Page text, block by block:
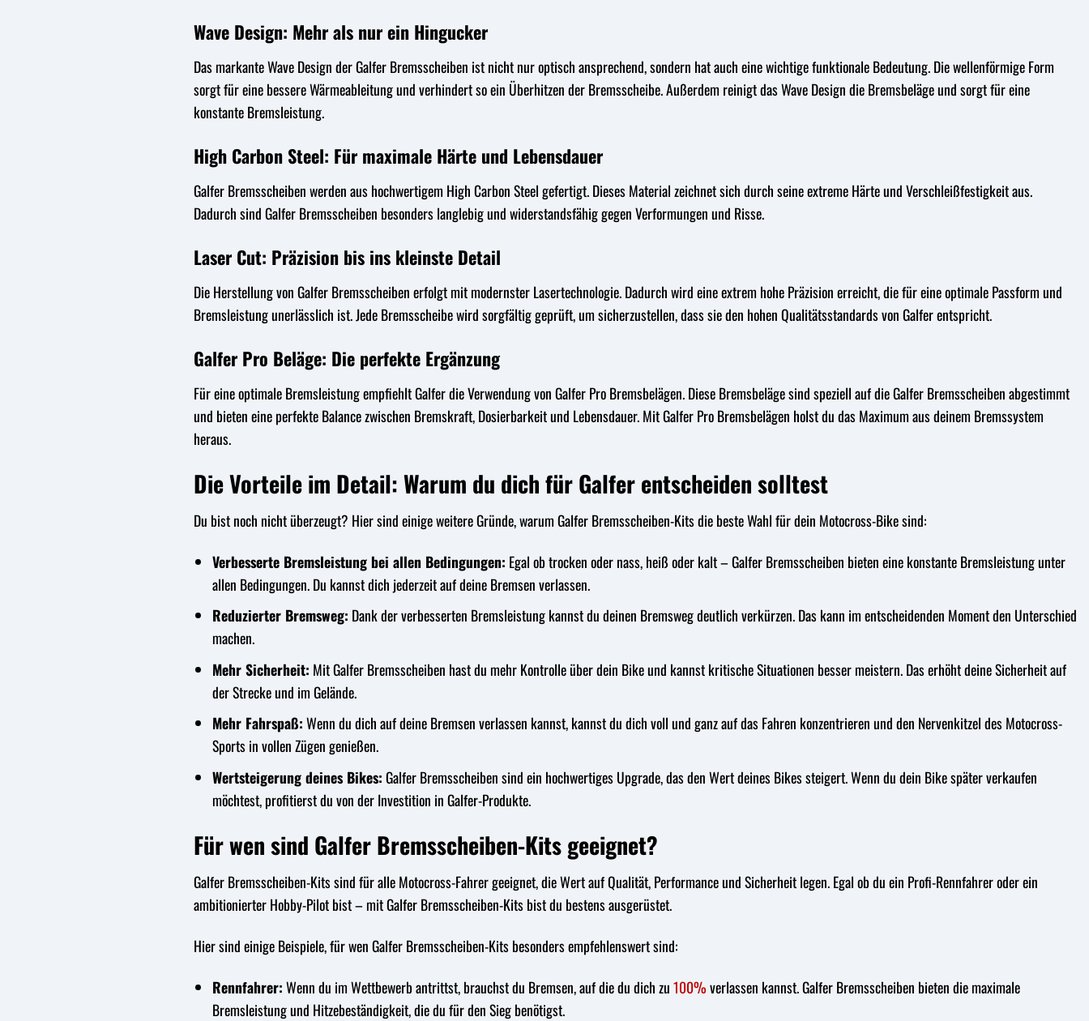
Wave Design: Mehr als nur ein Hingucker
Das markante Wave Design der Galfer Bremsscheiben ist nicht nur optisch ansprechend, sondern hat auch eine wichtige funktionale Bedeutung. Die wellenförmige Form
sorgt für eine bessere Wärmeableitung und verhindert so ein Überhitzen der Bremsscheibe. Außerdem reinigt das Wave Design die Bremsbeläge und sorgt für eine
konstante Bremsleistung.
High Carbon Steel: Für maximale Härte und Lebensdauer
Galfer Bremsscheiben werden aus hochwertigem High Carbon Steel gefertigt. Dieses Material zeichnet sich durch seine extreme Härte und Verschleißfestigkeit aus.
Dadurch sind Galfer Bremsscheiben besonders langlebig und widerstandsfähig gegen Verformungen und Risse.
Laser Cut: Präzision bis ins kleinste Detail
Die Herstellung von Galfer Bremsscheiben erfolgt mit modernster Lasertechnologie. Dadurch wird eine extrem hohe Präzision erreicht, die für eine optimale Passform und
Bremsleistung unerlässlich ist. Jede Bremsscheibe wird sorgfältig geprüft, um sicherzustellen, dass sie den hohen Qualitätsstandards von Galfer entspricht.
Galfer Pro Beläge: Die perfekte Ergänzung
Für eine optimale Bremsleistung empfiehlt Galfer die Verwendung von Galfer Pro Bremsbelägen. Diese Bremsbeläge sind speziell auf die Galfer Bremsscheiben abgestimmt
und bieten eine perfekte Balance zwischen Bremskraft, Dosierbarkeit und Lebensdauer. Mit Galfer Pro Bremsbelägen holst du das Maximum aus deinem Bremssystem
heraus.
Die Vorteile im Detail: Warum du dich für Galfer entscheiden solltest
Du bist noch nicht überzeugt? Hier sind einige weitere Gründe, warum Galfer Bremsscheiben-Kits die beste Wahl für dein Motocross-Bike sind:
Verbesserte Bremsleistung bei allen Bedingungen: Egal ob trocken oder nass, heiß oder kalt – Galfer Bremsscheiben bieten eine konstante Bremsleistung unter
allen Bedingungen. Du kannst dich jederzeit auf deine Bremsen verlassen.
Reduzierter Bremsweg: Dank der verbesserten Bremsleistung kannst du deinen Bremsweg deutlich verkürzen. Das kann im entscheidenden Moment den Unterschied
machen.
Mehr Sicherheit: Mit Galfer Bremsscheiben hast du mehr Kontrolle über dein Bike und kannst kritische Situationen besser meistern. Das erhöht deine Sicherheit auf
der Strecke und im Gelände.
Mehr Fahrspaß:Wenn du dich auf deine Bremsen verlassen kannst, kannst du dich voll und ganz auf das Fahren konzentrieren und den Nervenkitzel des Motocross-
Sports in vollen Zügen genießen.
Wertsteigerung deines Bikes:Galfer Bremsscheiben sind ein hochwertiges Upgrade, das den Wert deines Bikes steigert. Wenn du dein Bike später verkaufen
möchtest, profitierst du von der Investition in Galfer-Produkte.
Für wen sind Galfer Bremsscheiben-Kits geeignet?
Galfer Bremsscheiben-Kits sind für alle Motocross-Fahrer geeignet, die Wert auf Qualität, Performance und Sicherheit legen. Egal ob du ein Profi-Rennfahrer oder ein
ambitionierter Hobby-Pilot bist – mit Galfer Bremsscheiben-Kits bist du bestens ausgerüstet.
Hier sind einige Beispiele, für wen Galfer Bremsscheiben-Kits besonders empfehlenswert sind:
Rennfahrer:Wenn du im Wettbewerb antrittst, brauchst du Bremsen, auf die du dich zu100%verlassen kannst. Galfer Bremsscheiben bieten die maximale
Bremsleistung und Hitzebeständigkeit, die du für den Sieg benötigst.